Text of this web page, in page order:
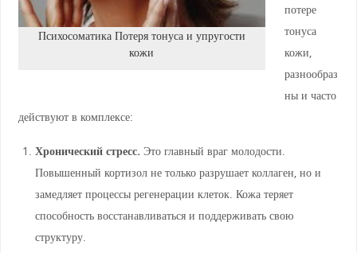
Психосоматика Потеря тонуса и упругости
кожи
потере
тонуса
кожи,
разнообраз
ны и часто
действуют в комплексе:
Хронический стресс. Это главный враг молодости.
Повышенный кортизол не только разрушает коллаген, но и
замедляет процессы регенерации клеток. Кожа теряет
способность восстанавливаться и поддерживать свою
структуру.